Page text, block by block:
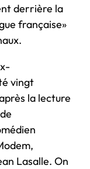
derrière la
française»
vingt
la lecture
Lasalle. On